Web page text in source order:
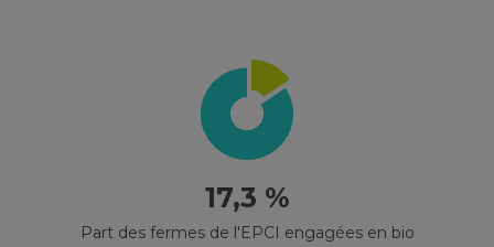
17,3 %
Part des fermes de l'EPCI engagées en bio